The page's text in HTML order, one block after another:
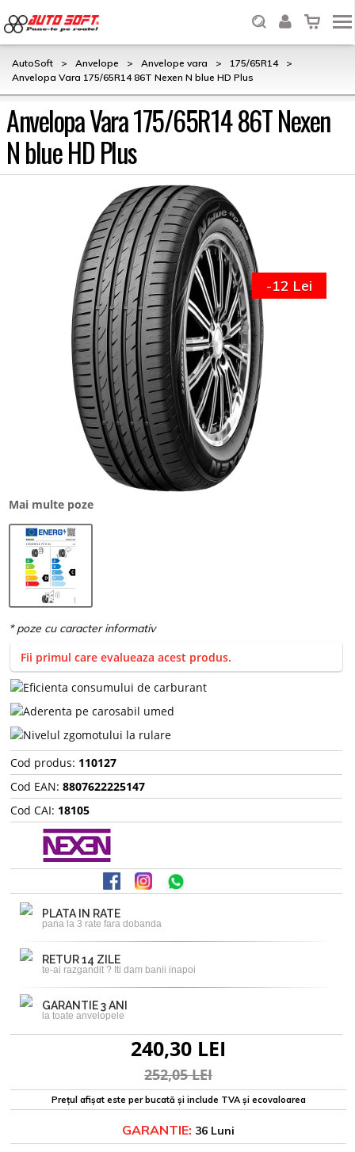
AutoSoft > Anvelope > Anvelope vara > 175/65R14
>
Anvelopa Vara 175/65R14 86T Nexen N blue HD Plus
Anvelopa Vara 175/65R14 86T Nexen
N blue HD Plus
Mai multe poze
-12 Lei
Fii primul care evalueaza acest produs.
Cod produs: 110127
Cod EAN: 8807622225147
Cod CAI: 18105
PLATA IN RATE
pana la 3 rate fara dobanda
RETUR 14 ZILE
te-ai razgandit ? Iti dam banii inapoi
GARANTIE 3 ANI
la toate anvelopele
240,30 LEI
252,05 LEI
Prețul afișat este per bucată și include TVA și ecovaloarea
GARANTIE: 36 Luni